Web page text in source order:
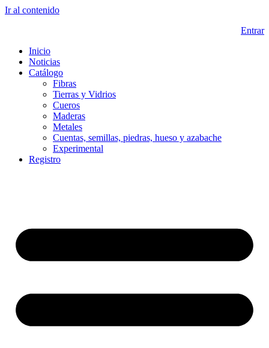
Ir al contenido
Entrar
Inicio
Noticias
Catálogo
Fibras
Tierras y Vidrios
Cueros
Maderas
Metales
Cuentas, semillas, piedras, hueso y azabache
Experimental
Registro